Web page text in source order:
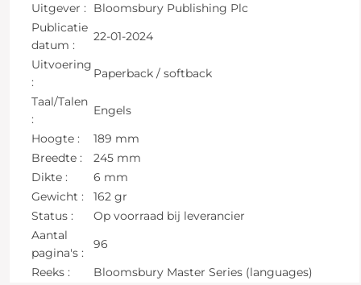
Uitgever :
Bloomsbury Publishing Plc
Publicatie
datum :
22-01-2024
Uitvoering
:
Paperback / softback
Taal/Talen
:
Engels
Hoogte :
189 mm
Breedte :
245 mm
Dikte :
6 mm
Gewicht :
162 gr
Status :
Op voorraad bij leverancier
Aantal
pagina's :
96
Reeks :
Bloomsbury Master Series (languages)